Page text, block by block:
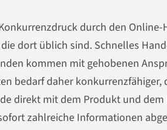
durch den
dort üblich sind. Schnelles
kommen mit gehobenen
bedarf daher
direkt mit dem Produkt und dem
zahlreiche Informationen